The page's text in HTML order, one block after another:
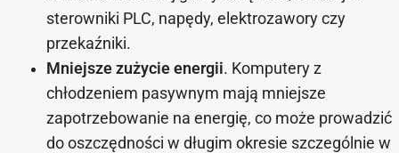
sterowniki PLC, napędy, elektrozawory czy
przekaźniki.
Mniejsze zużycie energii. Komputery z
chłodzeniem pasywnym mają mniejsze
zapotrzebowanie na energię, co może prowadzić
do oszczędności w długim okresie szczególnie w